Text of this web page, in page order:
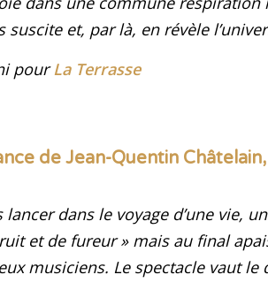
et, par là, en révèle
pourLa Terrasse
de Jean-Quentin Châtelain,
lancer dans le voyage d’une vie,
et de fureur » mais au final
musiciens. Le spectacle vaut le